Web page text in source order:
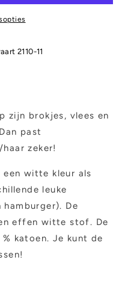
2110-11
zijn brokjes, vlees en
past
zeker!
een witte kleur als
leuke
De
effen witte stof. De
katoen. Je kunt de